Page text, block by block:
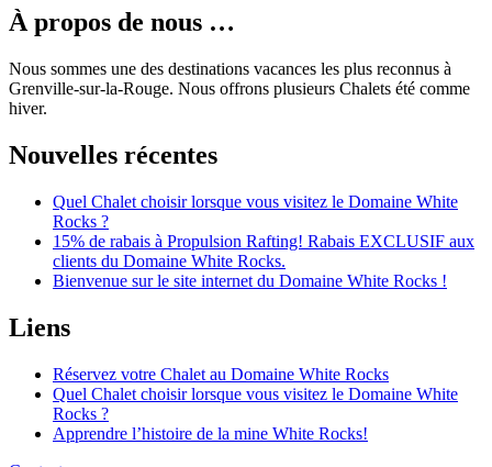
À propos de nous …
Nous sommes une des destinations vacances les plus reconnus à
Grenville-sur-la-Rouge. Nous offrons plusieurs Chalets été comme
hiver.
Nouvelles récentes
Quel Chalet choisir lorsque vous visitez le Domaine White
Rocks ?
15% de rabais à Propulsion Rafting! Rabais EXCLUSIF aux
clients du Domaine White Rocks.
Bienvenue sur le site internet du Domaine White Rocks !
Liens
Réservez votre Chalet au Domaine White Rocks
Quel Chalet choisir lorsque vous visitez le Domaine White
Rocks ?
Apprendre l’histoire de la mine White Rocks!